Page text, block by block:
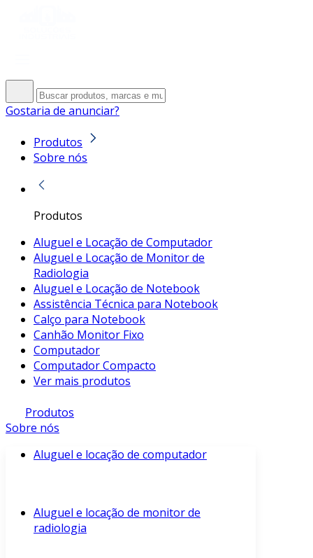
Gostaria de anunciar?
Produtos
Sobre nós
Produtos
Aluguel e Locação de Computador
Aluguel e Locação de Monitor de
Radiologia
Aluguel e Locação de Notebook
Assistência Técnica para Notebook
Calço para Notebook
Canhão Monitor Fixo
Computador
Computador Compacto
Ver mais produtos
Produtos
Sobre nós
Aluguel e locação de computador
Aluguel e locação de monitor de
radiologia